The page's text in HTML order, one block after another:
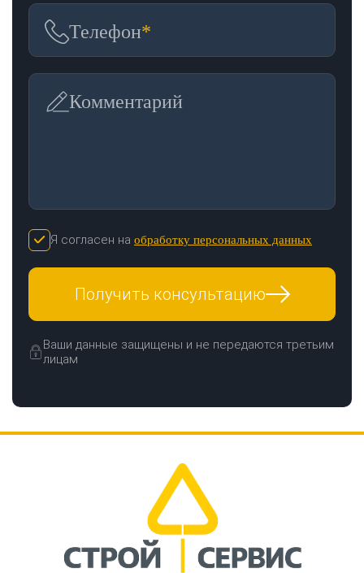
Телефон*
Комментарий
Я согласен на обработку персональных данных
Получить консультацию
Ваши данные защищены и не передаются третьим
лицам